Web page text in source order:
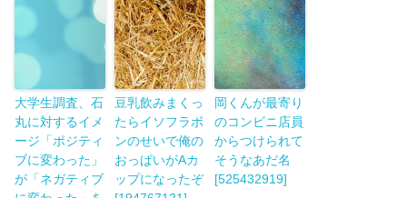
大学生調査、石
丸に対するイメ
ージ「ポジティ
ブに変わった」
が「ネガティブ
豆乳飲みまくっ
たらイソフラボ
ンのせいで俺の
おっぱいがAカ
ップになったぞ
岡くんが最寄り
のコンビニ店員
からつけられて
そうなあだ名
[525432919]